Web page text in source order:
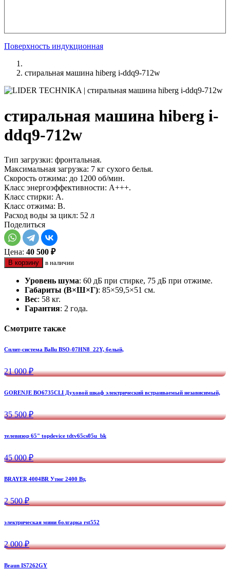
Поверхность индукционная
стиральная машина hiberg i-ddq9-712w
стиральная машина hiberg i-
ddq9-712w
Тип загрузки: фронтальная.
Максимальная загрузка: 7 кг сухого белья.
Скорость отжима: до 1200 об/мин.
Класс энергоэффективности: A+++.
Класс стирки: A.
Класс отжима: B.
Расход воды за цикл: 52 л
Поделиться
Цена: 40 500 ₽
В корзину в наличии
Уровень шума: 60 дБ при стирке, 75 дБ при отжиме.
Габариты (В×Ш×Г): 85×59,5×51 см.
Вес: 58 кг.
Гарантия: 2 года.
Смотрите также
Сплит-система Ballu BSO-07HN8_22Y, белый,
21 000 ₽
GORENJE BO6735CLI Духовой шкаф электрический встраиваемый независимый,
35 500 ₽
телевизор 65" topdevice tdtv65cs05u_bk
45 000 ₽
BRAYER 4004BR Утюг 2400 Вт,
2 500 ₽
электрическая мини болгарка rst552
2 000 ₽
Braun IS7262GY